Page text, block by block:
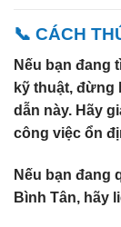
📞 CÁCH
Nếu bạn đang
kỹ thuật, đừng
dẫn này. Hãy
công việc ổn
Nếu bạn đang
Bình Tân, hãy